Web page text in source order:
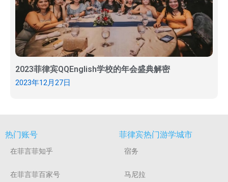
2023菲律宾QQEnglish学校的年会盛典解密
2023年12月27日
热门账号
在菲言菲知乎
在菲言菲百家号
菲律宾热门游学城市
宿务
马尼拉